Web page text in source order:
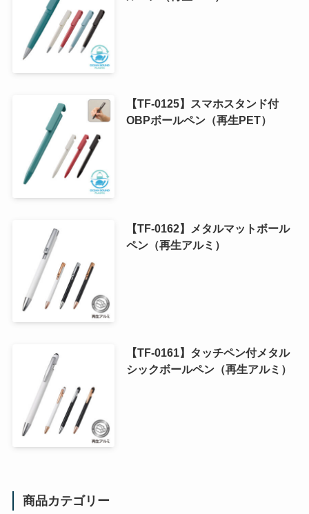
【TF-0125】スマホスタンド付
OBPボールペン（再生PET）
【TF-0162】メタルマットボール
ペン（再生アルミ）
【TF-0161】タッチペン付メタル
シックボールペン（再生アルミ）
商品カテゴリー